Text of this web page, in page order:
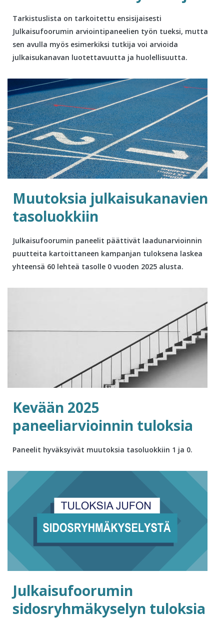
Tarkistuslista on tarkoitettu ensisijaisesti
Julkaisufoorumin arviointipaneelien työn tueksi, mutta
sen avulla myös esimerkiksi tutkija voi arvioida
julkaisukanavan luotettavuutta ja huolellisuutta.
Muutoksia julkaisukanavien
tasoluokkiin
Julkaisufoorumin paneelit päättivät laadunarvioinnin
puutteita kartoittaneen kampanjan tuloksena laskea
yhteensä 60 lehteä tasolle 0 vuoden 2025 alusta.
Kevään 2025
paneeliarvioinnin tuloksia
Paneelit hyväksyivät muutoksia tasoluokkiin 1 ja 0.
Julkaisufoorumin
sidosryhmäkyselyn tuloksia